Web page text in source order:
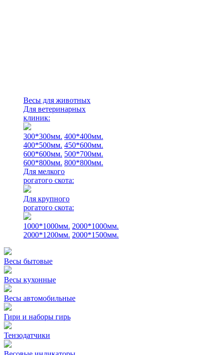
Весы для животных
Для ветеринарных
клиник:
300*300мм. 400*400мм.
400*500мм. 450*600мм.
600*600мм. 500*700мм.
600*800мм. 800*800мм.
Для мелкого
рогатого скота:
Для крупного
рогатого скота:
1000*1000мм. 2000*1000мм.
2000*1200мм. 2000*1500мм.
Весы бытовые
Весы кухонные
Весы автомобильные
Гири и наборы гирь
Тензодатчики